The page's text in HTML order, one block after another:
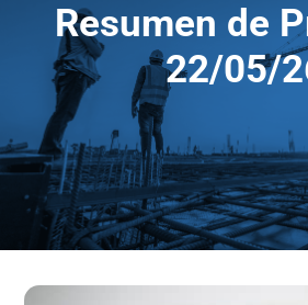
Resumen de
22/05/